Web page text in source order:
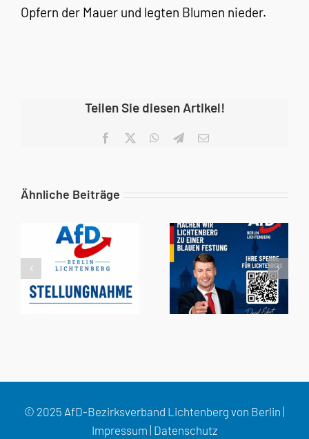
Opfern der Mauer und legten Blumen nieder.
Teilen Sie diesen Artikel!
Facebook WhatsApp
Telegram
E-
Ähnliche Beiträge
© 2025 AfD-Bezirksverband Lichtenberg von Berlin |
Impressum Datenschutz